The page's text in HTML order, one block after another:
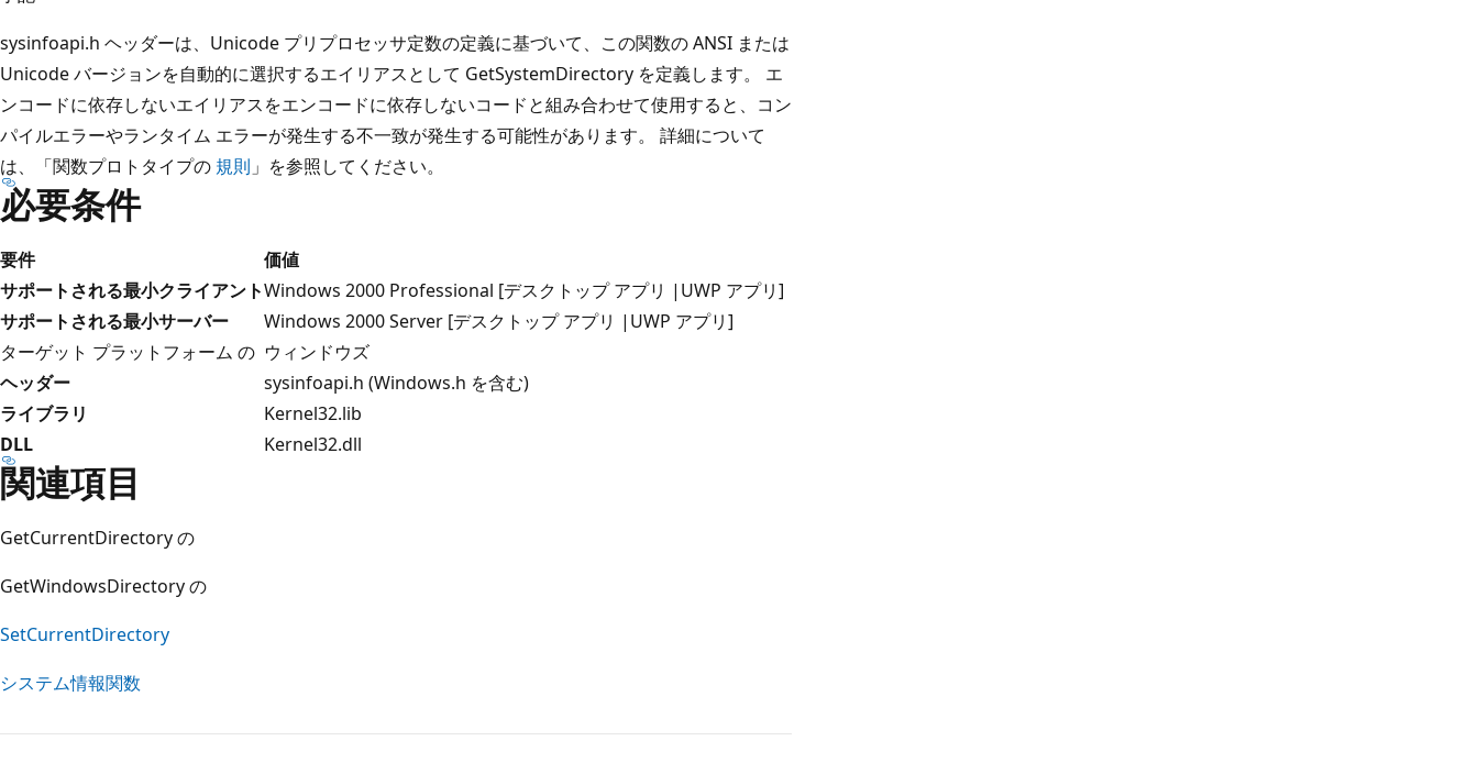
sysinfoapi.h ヘッダーは、Unicode プリプロセッサ定数の定義に基づいて、この関数の ANSI または
Unicode バージョンを自動的に選択するエイリアスとして GetSystemDirectory を定義します。 エ
ンコードに依存しないエイリアスをエンコードに依存しないコードと組み合わせて使用すると、コン
パイルエラーやランタイム エラーが発生する不一致が発生する可能性があります。 詳細について
は、「関数プロトタイプの 規則 」を参照してください。
必要条件
要件
価値
サポートされる最小クライアントWindows 2000 Professional [デスクトップ アプリ |UWP アプリ]
サポートされる最小サーバー
Windows 2000 Server [デスクトップ アプリ |UWP アプリ]
ターゲット プラットフォーム の ウィンドウズ
ヘッダー
sysinfoapi.h (Windows.h を含む)
ライブラリ
Kernel32.lib
DLL
Kernel32.dll
関連項目
GetCurrentDirectory の
GetWindowsDirectory の
SetCurrentDirectory
システム情報関数
み